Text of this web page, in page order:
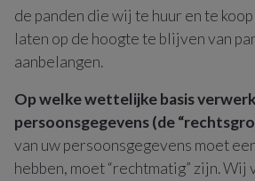
de panden die wij te huur en te
laten op de hoogte te blijven van
aanbelangen.
Op welke wettelijke basis
persoonsgegevens (de
van uw persoonsgegevens moet
hebben, moet “rechtmatig” zijn. Wij